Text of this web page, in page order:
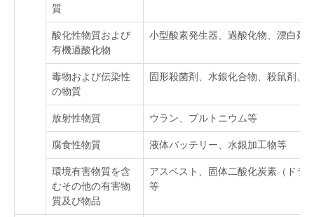
質
酸化性物質および
有機過酸化物
小型酸素発生器、過酸化物、漂白剤
毒物および伝染性
の物質
固形殺菌剤、水銀化合物、殺鼠剤、
放射性物質 ウラン、プルトニウム等
腐食性物質 液体バッテリー、水銀加工物等
環境有害物質を含
むその他の有害物
質及び物品
アスベスト、固体二酸化炭素（ドラ
等